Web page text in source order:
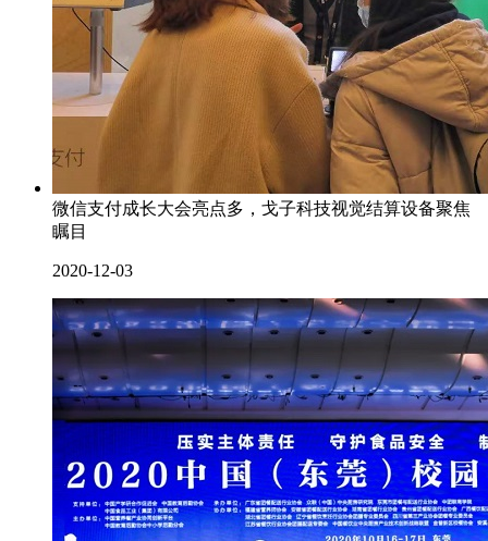
微信支付成长大会亮点多，戈子科技视觉结算设备聚焦
瞩目
2020-12-03